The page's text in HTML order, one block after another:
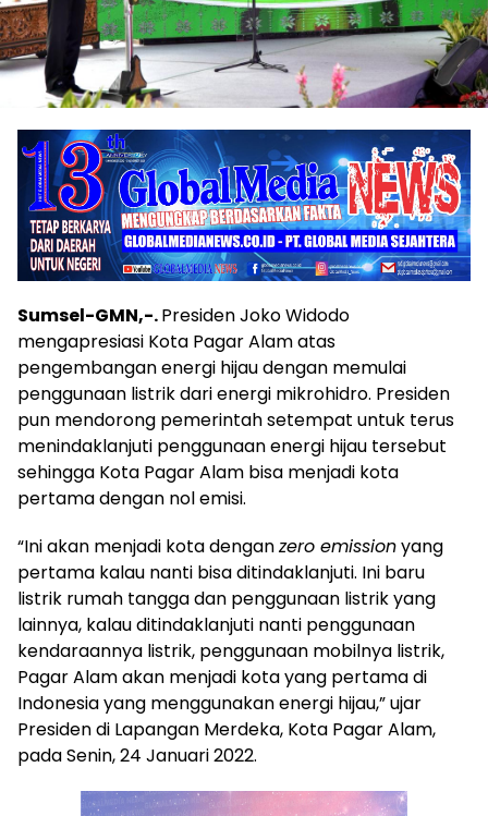
Sumsel-GMN,-.Presiden Joko Widodo
mengapresiasi Kota Pagar Alam atas
pengembangan energi hijau dengan memulai
penggunaan listrik dari energi mikrohidro. Presiden
pun mendorong pemerintah setempat untuk terus
menindaklanjuti penggunaan energi hijau tersebut
sehingga Kota Pagar Alam bisa menjadi kota
pertama dengan nol emisi.
“Ini akan menjadi kota denganzero emissionyang
pertama kalau nanti bisa ditindaklanjuti. Ini baru
listrik rumah tangga dan penggunaan listrik yang
lainnya, kalau ditindaklanjuti nanti penggunaan
kendaraannya listrik, penggunaan mobilnya listrik,
Pagar Alam akan menjadi kota yang pertama di
Indonesia yang menggunakan energi hijau,” ujar
Presiden di Lapangan Merdeka, Kota Pagar Alam,
pada Senin, 24 Januari 2022.